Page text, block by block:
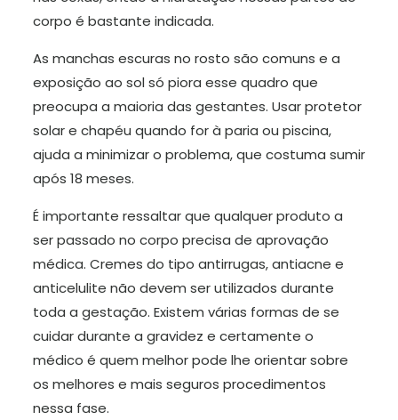
corpo é bastante indicada.
As manchas escuras no rosto são comuns e a
exposição ao sol só piora esse quadro que
preocupa a maioria das gestantes. Usar protetor
solar e chapéu quando for à paria ou piscina,
ajuda a minimizar o problema, que costuma sumir
após 18 meses.
É importante ressaltar que qualquer produto a
ser passado no corpo precisa de aprovação
médica. Cremes do tipo antirrugas, antiacne e
anticelulite não devem ser utilizados durante
toda a gestação. Existem várias formas de se
cuidar durante a gravidez e certamente o
médico é quem melhor pode lhe orientar sobre
os melhores e mais seguros procedimentos
nessa fase.